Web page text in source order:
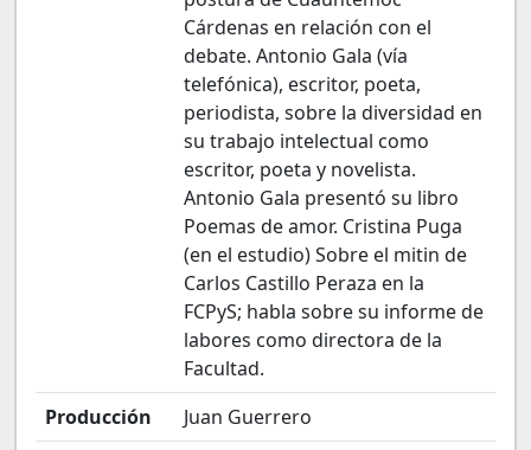
Cárdenas en relación con el
debate. Antonio Gala (vía
telefónica), escritor, poeta,
periodista, sobre la diversidad en
su trabajo intelectual como
escritor, poeta y novelista.
Antonio Gala presentó su libro
Poemas de amor. Cristina Puga
(en el estudio) Sobre el mitin de
Carlos Castillo Peraza en la
FCPyS; habla sobre su informe de
labores como directora de la
Facultad.
Producción
Juan Guerrero